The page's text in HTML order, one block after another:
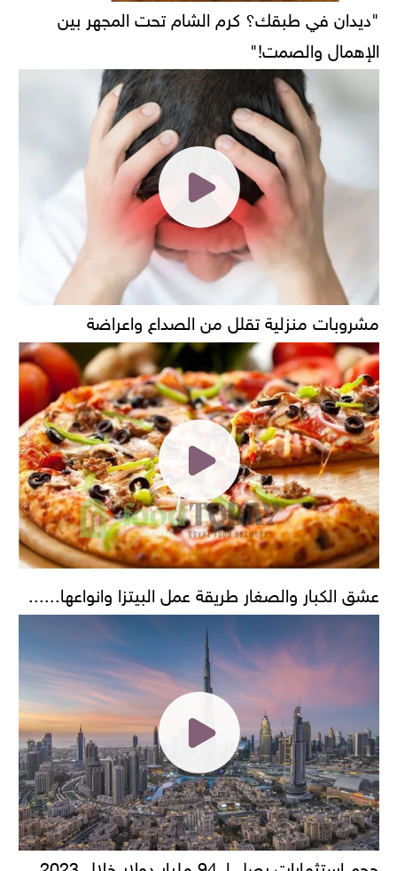
"ديدان في طبقك؟ كرم الشام تحت المجهر بين
الإهمال والصمت!"
مشروبات منزلية تقلل من الصداع واعراضة
عشق الكبار والصغار طريقة عمل البيتزا وانواعها......